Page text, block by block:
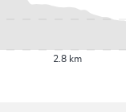
2.8 km